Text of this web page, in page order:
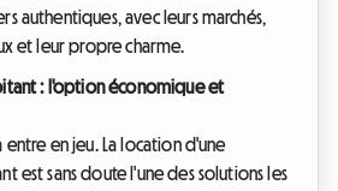
authentiques, avec leurs marchés,
et leur propre charme.
: l'option économique et
entre en jeu. La location d'une
est sans doute l'une des solutions les